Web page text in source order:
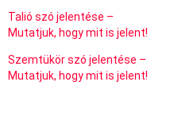
Talió szó jelentése –
Mutatjuk, hogy mit is jelent!
Szemtükör szó jelentése –
Mutatjuk, hogy mit is jelent!